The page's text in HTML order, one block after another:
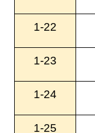
1-22
1-23
1-24
1-25